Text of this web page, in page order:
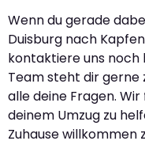
Wenn du gerade
Duisburg nach
kontaktiere uns noch
Team steht dir
alle deine Fragen.
deinem Umzug zu
Zuhause willkommen